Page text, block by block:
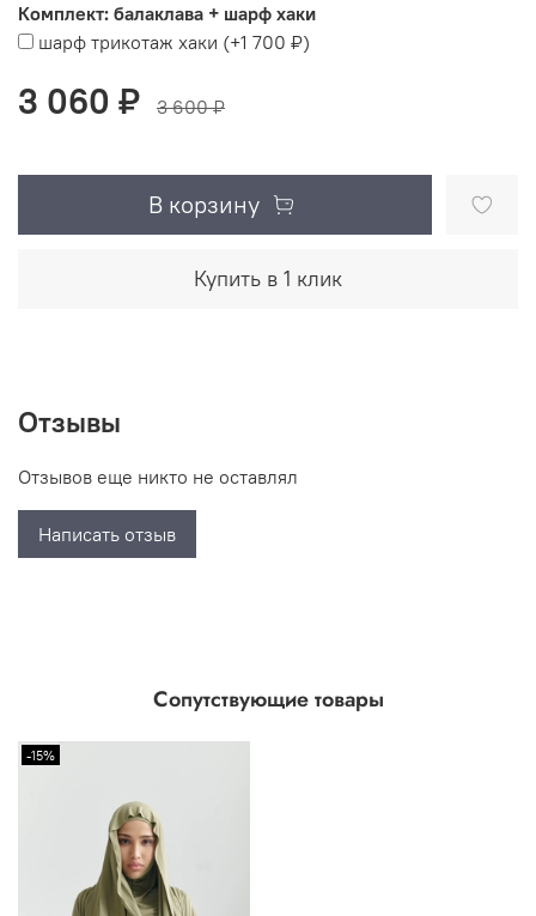
Комплект: балаклава + шарф хаки
шарф трикотаж хаки (+1 700 ₽)
3 060 ₽ 3 600 ₽
В корзину
Купить в 1 клик
Отзывы
Отзывов еще никто не оставлял
Написать отзыв
Сопутствующие товары
-15%